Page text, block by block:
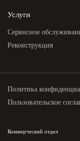
Услуги
Сервисное
Реконструкция
Политика
Пользовательское
Коммерческий отдел